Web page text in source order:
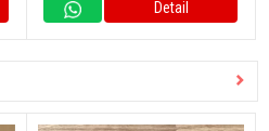
Detail